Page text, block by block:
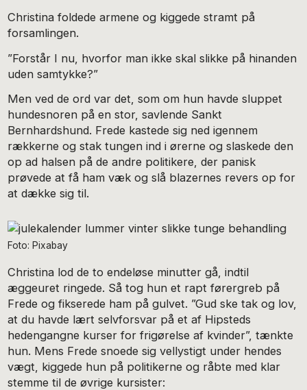
Christina foldede armene og kiggede stramt på
forsamlingen.
”Forstår I nu, hvorfor man ikke skal slikke på hinanden
uden samtykke?”
Men ved de ord var det, som om hun havde sluppet
hundesnoren på en stor, savlende Sankt
Bernhardshund. Frede kastede sig ned igennem
rækkerne og stak tungen ind i ørerne og slaskede den
op ad halsen på de andre politikere, der panisk
prøvede at få ham væk og slå blazernes revers op for
at dække sig til.
Foto: Pixabay
Christina lod de to endeløse minutter gå, indtil
æggeuret ringede. Så tog hun et rapt førergreb på
Frede og fikserede ham på gulvet. ”Gud ske tak og lov,
at du havde lært selvforsvar på et af Hipsteds
hedengangne kurser for frigørelse af kvinder”, tænkte
hun. Mens Frede snoede sig vellystigt under hendes
vægt, kiggede hun på politikerne og råbte med klar
stemme til de øvrige kursister: